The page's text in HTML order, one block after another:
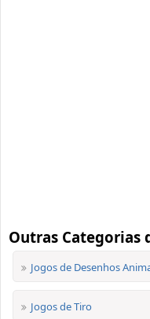
Outras Categorias
Jogos de Desenhos
Jogos de Tiro